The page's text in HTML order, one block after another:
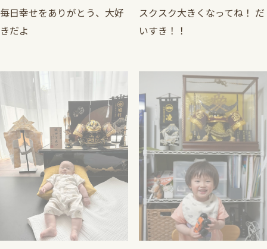
毎日幸せをありがとう、大好
きだよ
スクスク大きくなってね！ だ
いすき！！
あさひくん りょうくん